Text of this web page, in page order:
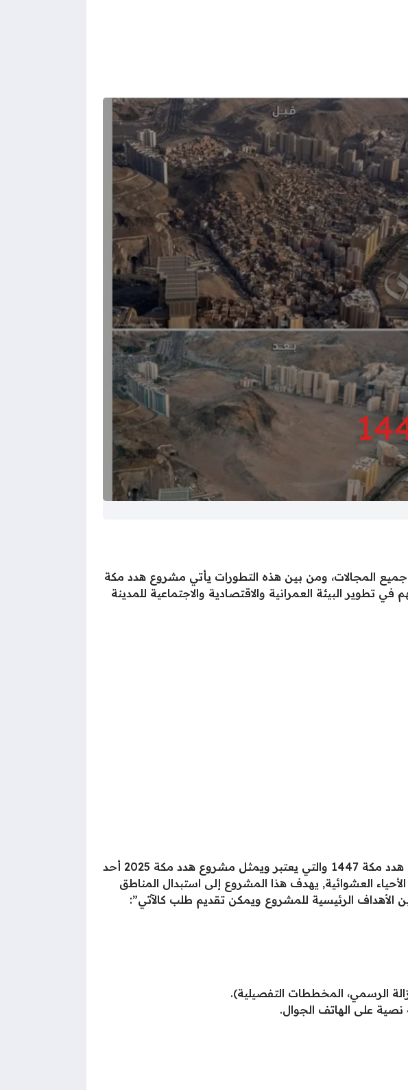
2030، لتحقيق تطورات شاملة في جميع المجالات، ومن بين هذه التطورات يأتي مشروع هدد مكة
البيئة العمرانية والاقتصادية والاجتماعية للمدينة
وبعد ان بدء تنفيذ مشروع هدد مكة 1447 لتطوير المناطق العشوائية ولتقديم طلقب هدد مكة 1447 والتي يعتبر ويمثل مشروع هدد مكة 2025 أحد
العشوائية, يهدف هذا المشروع إلى استبدال المناطق
الأهداف الرئيسية للمشروع ويمكن تقديم طلب كالآتي”:
الرسمي، المخططات التفصيلية).
نصية على الهاتف الجوال.